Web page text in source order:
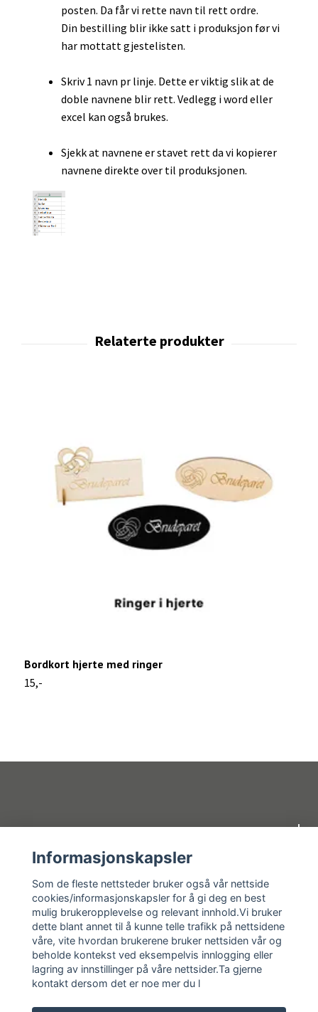
posten. Da får vi rette navn til rett ordre.
Din bestilling blir ikke satt i produksjon før vi
har mottatt gjestelisten.
Skriv 1 navn pr linje. Dette er viktig slik at de
doble navnene blir rett. Vedlegg i word eller
excel kan også brukes.
Sjekk at navnene er stavet rett da vi kopierer
navnene direkte over til produksjonen.
Bordkort hjerte med ringer
15,-
Kundeservice
Sosiale medier
Informasjonskapsler
Som de fleste nettsteder bruker også vår nettside
cookies/informasjonskapsler for å gi deg en best
mulig brukeropplevelse og relevant innhold.Vi bruker
dette blant annet til å kunne telle trafikk på nettsidene
våre, vite hvordan brukerene bruker nettsiden vår og
beholde kontekst ved eksempelvis innlogging eller
lagring av innstillinger på våre nettsider.Ta gjerne
kontakt dersom det er noe mer du l